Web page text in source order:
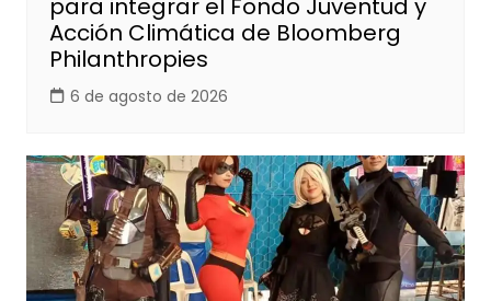
para integrar el Fondo Juventud y
Acción Climática de Bloomberg
Philanthropies
6 de agosto de 2026